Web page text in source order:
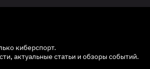
киберспорт.
актуальные статьи и обзоры событий.